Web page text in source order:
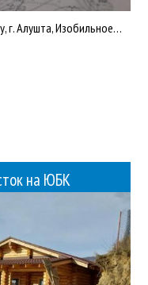
Продается земельный участок в Крыму, г. Алушта, Изобильное, ул. Маньковского. кадастровый номер 90:15:000000:1...
на ЮБК